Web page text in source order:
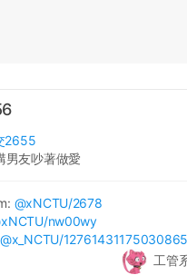
2655
男友吵著做愛
@xNCTU/2678
xNCTU/nw00wy
@x_NCTU/
工管